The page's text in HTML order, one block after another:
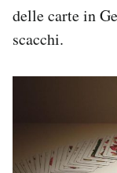
delle carte in
scacchi.